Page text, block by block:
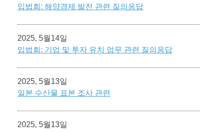
입법회: 해양경제 발전 관련 질의응답
2025, 5월14일
입법회: 기업 및 투자 유치 업무 관련 질의응답
2025, 5월13일
일본 수산물 표본 조사 관련
2025, 5월13일